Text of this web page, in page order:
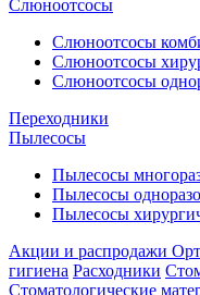
Слюноотсосы
Слюноотсосы
Слюноотсосы
Слюноотсосы
Переходники
Пылесосы
Пылесосы
Пылесосы
Пылесосы
Акции и распродажи
гигиена Расходники
Стоматологические